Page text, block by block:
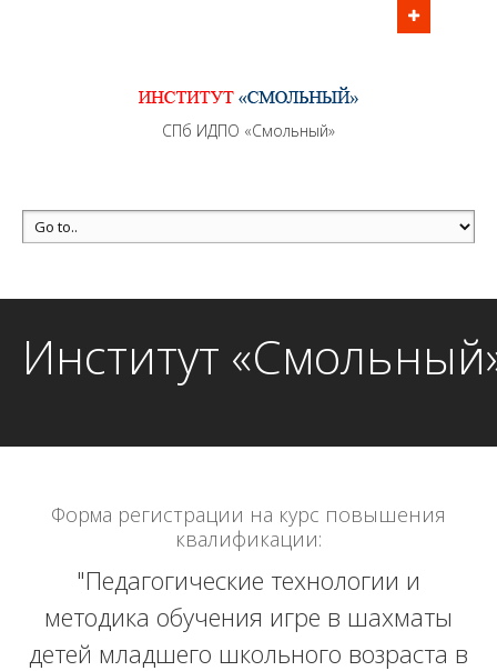
перерывов в рабочие дни с 9:00 до 21:00 МСК
MAX +7 (981) 190-30-30
mail@institutsmolnyj.ru
СПб ИДПО «Смольный»
Институт
Форма регистрации на курс повышения
квалификации:
"Педагогические технологии и
методика обучения игре в шахматы
детей младшего школьного возраста в